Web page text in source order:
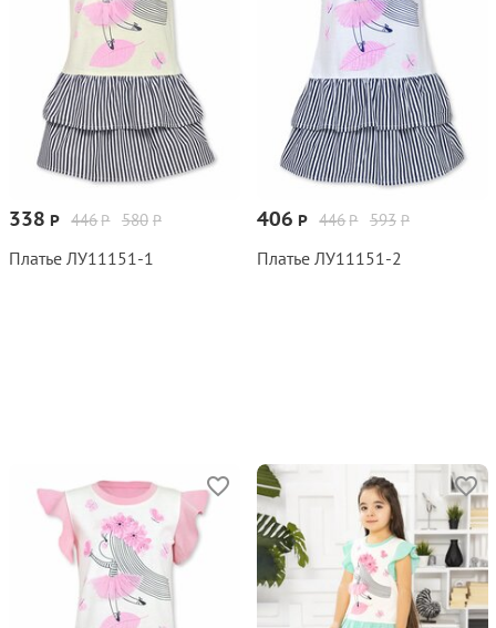
580 Р
446Р
338 Р
Платье ЛУ11151‑1
593 Р
446Р
406 Р
Платье ЛУ11151‑2